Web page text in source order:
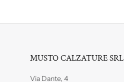
MUSTO CALZATURE SRL
Via Dante, 4